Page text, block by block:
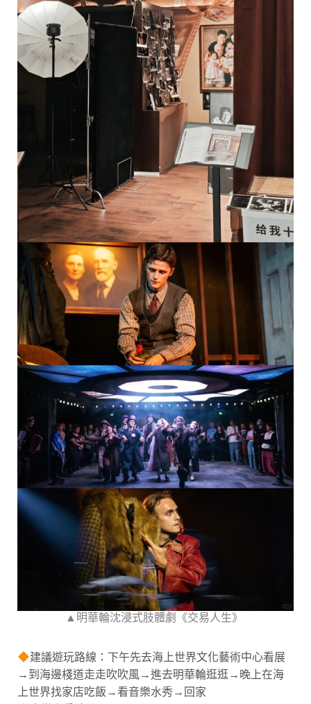
▲明華輪沈浸式肢體劇《交易人生》
建議遊玩路線：下午先去海上世界文化藝術中心看展
→到海邊棧道走走吹吹風→進去明華輪逛逛→晚上在海
上世界找家店吃飯→看音樂水秀→回家